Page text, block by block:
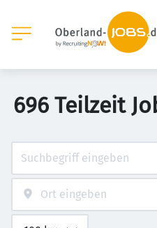
696 Teilzeit